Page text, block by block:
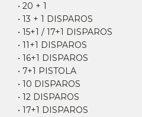
• 20 + 1
• 13 + 1 DISPAROS
• 15+1 / 17+1 DISPAROS
• 11+1 DISPAROS
• 16+1 DISPAROS
• 7+1 PISTOLA
• 10 DISPAROS
• 12 DISPAROS
• 17+1 DISPAROS